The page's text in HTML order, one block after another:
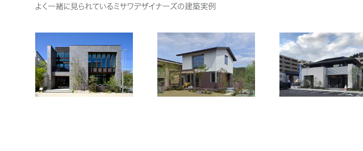
よく一緒に見られているミサワデザイナーズの建築実例